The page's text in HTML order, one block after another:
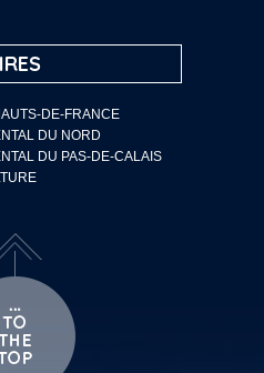
DE-FRANCE
DU NORD
DU PAS-DE-CALAIS